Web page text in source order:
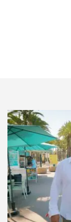
et du digital.
avoir
plus ou moins
différente
la
Enfin, 44%
au sein
extérieurs.
a mené